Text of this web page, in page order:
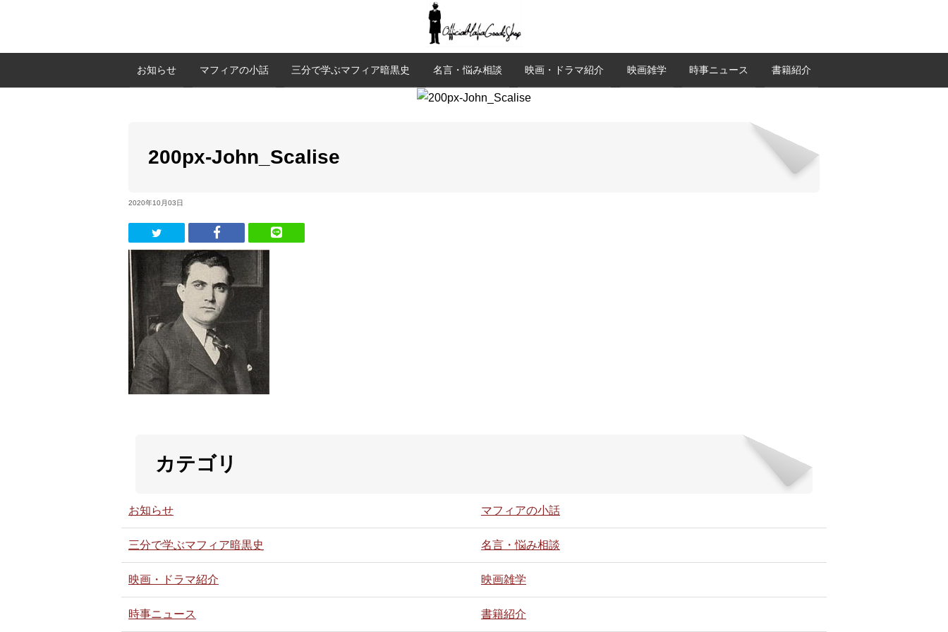
お知らせ マフィアの小話 三分で学ぶマフィア暗黒史 名言・悩み相談 映画・ドラマ紹介 映画雑学 時事ニュース 書籍紹介
200px-John_Scalise
2020年10月03日
カテゴリ
お知らせ マフィアの小話
三分で学ぶマフィア暗黒史 名言・悩み相談
映画・ドラマ紹介 映画雑学
時事ニュース 書籍紹介